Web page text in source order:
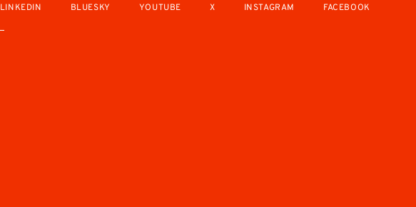
LINKEDIN BLUESKY YOUTUBE X INSTAGRAM FACEBOOK